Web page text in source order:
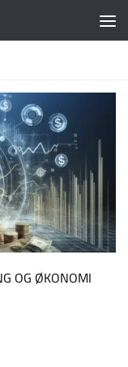
OG ØKONOMI